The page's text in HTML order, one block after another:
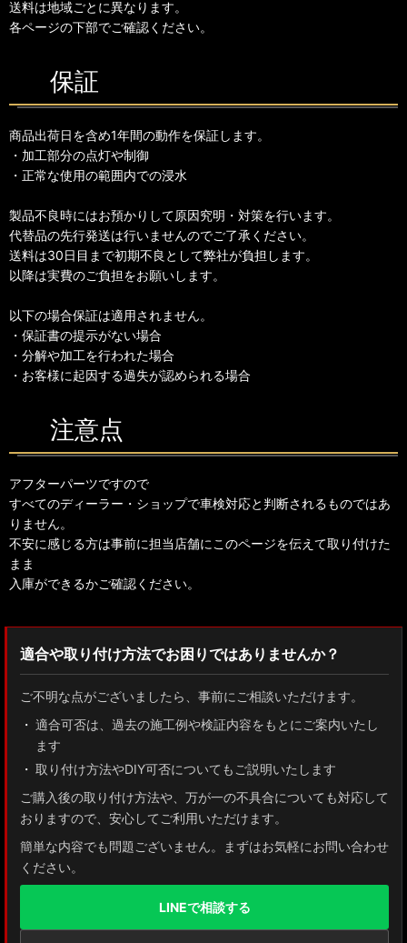
送料は地域ごとに異なります。
各ページの下部でご確認ください。
保証
商品出荷日を含め1年間の動作を保証します。
・加工部分の点灯や制御
・正常な使用の範囲内での浸水
製品不良時にはお預かりして原因究明・対策を行います。
代替品の先行発送は行いませんのでご了承ください。
送料は30日目まで初期不良として弊社が負担します。
以降は実費のご負担をお願いします。
以下の場合保証は適用されません。
・保証書の提示がない場合
・分解や加工を行われた場合
・お客様に起因する過失が認められる場合
注意点
アフターパーツですので
すべてのディーラー・ショップで車検対応と判断されるものではあ
りません。
不安に感じる方は事前に担当店舗にこのページを伝えて取り付けた
まま
入庫ができるかご確認ください。
適合や取り付け方法でお困りではありませんか？
ご不明な点がございましたら、事前にご相談いただけます。
適合可否は、過去の施工例や検証内容をもとにご案内いたし
ます
取り付け方法やDIY可否についてもご説明いたします
ご購入後の取り付け方法や、万が一の不具合についても対応して
おりますので、安心してご利用いただけます。
簡単な内容でも問題ございません。まずはお気軽にお問い合わせ
ください。
LINEで相談する